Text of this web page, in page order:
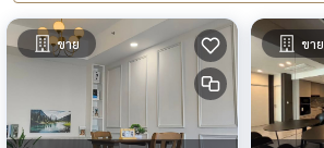
ขาย ขาย